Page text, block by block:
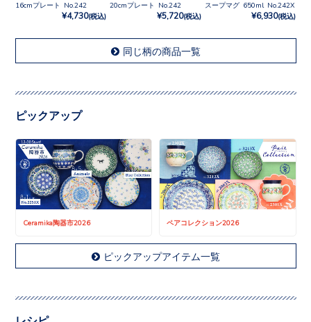
16cmプレート No.242
¥4,730(税込)
20cmプレート No.242
¥5,720(税込)
スープマグ 650ml No.242X
¥6,930(税込)
同じ柄の商品一覧
ピックアップ
Ceramika陶器市2026 ペアコレクション2026
ピックアップアイテム一覧